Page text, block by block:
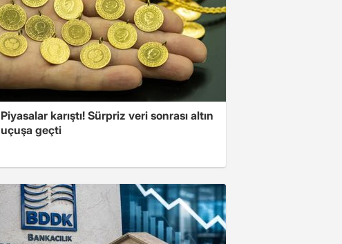
Piyasalar karıştı! Sürpriz veri sonrası altın
uçuşa geçti